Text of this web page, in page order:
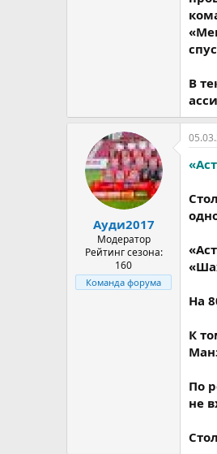
В
Ауди2017
Модератор
Рейтинг сезона:
160
Команда форума
На
К
По
не